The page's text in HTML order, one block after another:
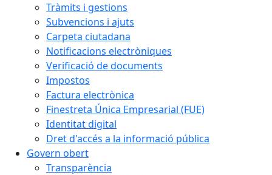
Tràmits i gestions
Subvencions i ajuts
Carpeta ciutadana
Notificacions electròniques
Verificació de documents
Impostos
Factura electrònica
Finestreta Única Empresarial (FUE)
Identitat digital
Dret d'accés a la informació pública
Govern obert
Transparència